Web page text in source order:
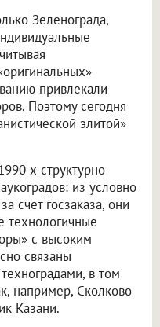
Зеленограда,
привлекали
Поэтому сегодня
элитой»
х структурно
из условно
счет госзаказа, они
технологичные
с высоким
связаны
в том
например, Сколково
Казани.